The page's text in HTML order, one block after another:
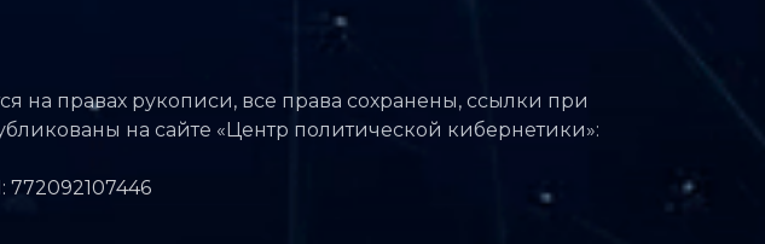
на правах рукописи, все права сохранены, ссылки при
на сайте «Центр политической кибернетики»:
772092107446